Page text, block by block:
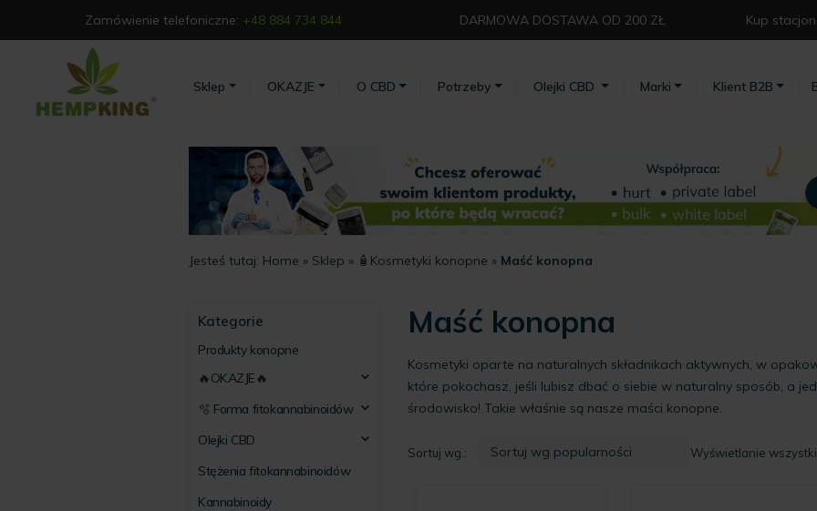
Zamówienie telefoniczne: +48 884 734 844 DARMOWA DOSTAWA OD 200 ZŁ⁣ Kup
Sklep OKAZJE O CBD Potrzeby Olejki CBD Marki Klient B2B
Jesteś tutaj: Home » Sklep » 🧴Kosmetyki konopne » Maść konopna
Maść konopna
Kosmetyki oparte na naturalnych składnikach aktywnych, w
które pokochasz, jeśli lubisz dbać o siebie w naturalny sposób, a
środowisko! Takie właśnie są nasze maści konopne.
Sortuj wg.: Wyświetlanie
Kategorie
Produkty konopne
🔥OKAZJE🔥
🫧 Forma fitokannabinoidów
Olejki CBD
Stężenia fitokannabinoidów
Kannabinoidy